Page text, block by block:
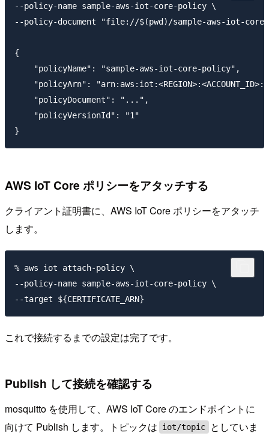
--policy-name sample-aws-iot-core-policy \
--policy-document "file://$(pwd)/sample-aws-iot-
{
    "policyName": "sample-aws-iot-core-policy",
"policyArn":
    "policyDocument": "...",
    "policyVersionId": "1"
AWS IoT Core ポリシーをアタッチする
クライアント証明書に、AWS IoT Core ポリシーをアタッチ
します。
% aws iot attach-policy \
--policy-name sample-aws-iot-core-policy \
これで接続するまでの設定は完了です。
Publish して接続を確認する
mosquitto を使用して、AWS IoT Core のエンドポイントに
向けて Publish します。トピックは
iot/topic
としていま